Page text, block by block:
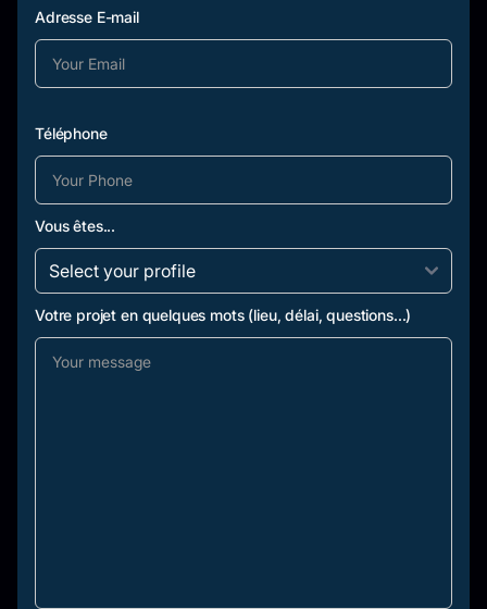
Adresse E-mail
Téléphone
Vous êtes...
Votre projet en quelques mots (lieu, délai, questions...)